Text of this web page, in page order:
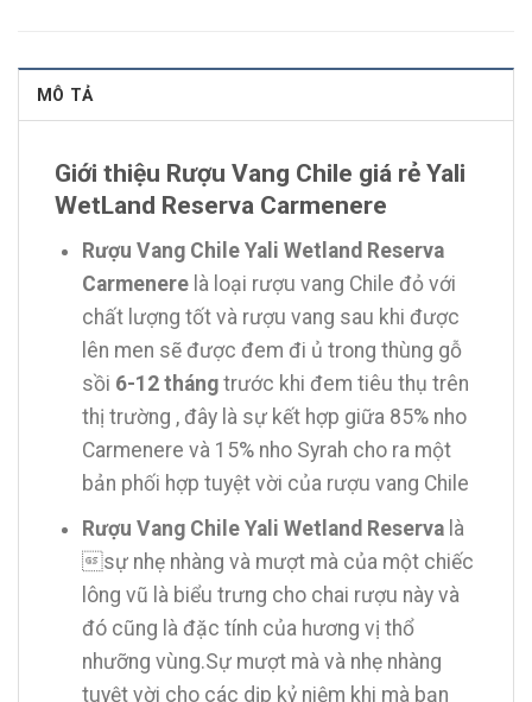
MÔ TẢ
Giới thiệu Rượu Vang Chile giá rẻ Yali
WetLand Reserva Carmenere
Rượu Vang Chile Yali Wetland Reserva
Carmenerelà loại rượu vang Chile đỏ với
chất lượng tốt và rượu vang sau khi được
lên men sẽ được đem đi ủ trong thùng gỗ
sồi 6-12 thángtrước khi đem tiêu thụ trên
thị trường , đây là sự kết hợp giữa 85% nho
Carmenere và 15% nho Syrah cho ra một
bản phối hợp tuyệt vời của rượu vang Chile
Rượu Vang Chile Yali Wetland Reservalà
sự nhẹ nhàng và mượt mà của một chiếc
lông vũ là biểu trưng cho chai rượu này và
đó cũng là đặc tính của hương vị thổ
nhưỡng vùng.Sự mượt mà và nhẹ nhàng
tuyệt vời cho các dịp kỷ niệm khi mà bạn